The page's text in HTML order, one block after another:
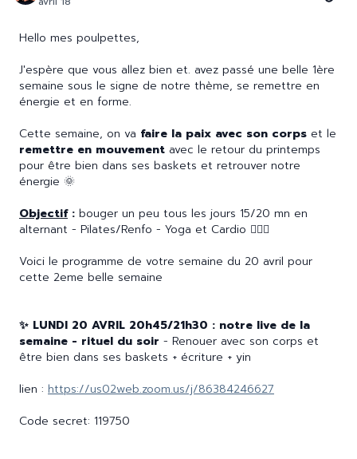
Hello mes poulpettes,
J'espère que vous allez bien et. avez passé une belle 1ère
semaine sous le signe de notre thème, se remettre en
énergie et en forme.
Cette semaine, on va faire la paix avec son corps et le
remettre en mouvement avec le retour du printemps
pour être bien dans ses baskets et retrouver notre
énergie 🌞
Objectif: bouger un peu tous les jours 15/20 mn en
alternant - Pilates/Renfo - Yoga et Cardio 🤸🏽‍♀️
Voici le programme de votre semaine du 20 avril pour
cette 2eme belle semaine
✨ LUNDI 20 AVRIL 20h45/21h30 : notre live de la
semaine - rituel du soir - Renouer avec son corps et
être bien dans ses baskets + écriture + yin
lien : https://us02web.zoom.us/j/86384246627
Code secret: 119750